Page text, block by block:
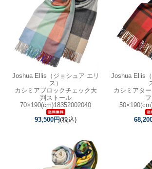
Joshua Ellis（ジョシュア エリ
ス）
カシミアブロックチェック大
判ストール
70×190(cm)18352002040
93,500円(税込)
Joshua Ellis
カシミアタ